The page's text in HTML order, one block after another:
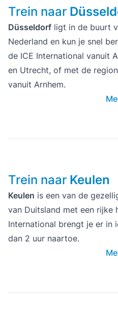
Trein naar
Düsseldorf ligt in de buurt
Nederland en kun je snel
de ICE International vanuit
en Utrecht, of met de
vanuit Arnhem.
Trein naar Keulen
Keulen is een van de
van Duitsland met een rijke
International brengt je er in
dan 2 uur naartoe.